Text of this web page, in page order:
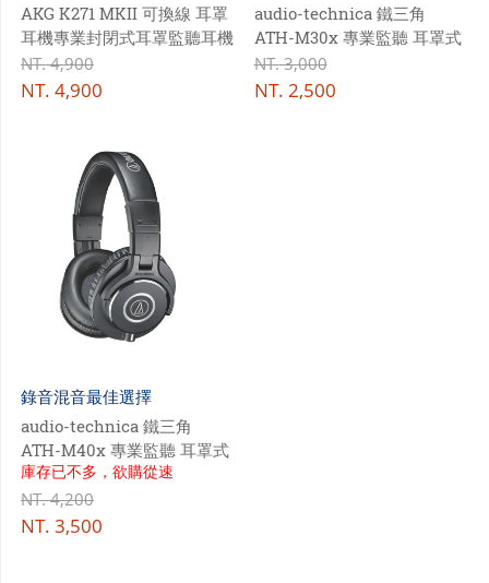
AKG K271 MKII 可換線 耳罩
耳機專業封閉式耳罩監聽耳機
NT.4,900
NT. 4,900
audio-technica 鐵三角
ATH-M30x 專業監聽 耳罩式
耳機
NT.3,000
NT. 2,500
錄音混音最佳選擇
audio-technica 鐵三角
ATH-M40x 專業監聽 耳罩式
耳機
庫存已不多，欲購從速
NT.4,200
NT. 3,500